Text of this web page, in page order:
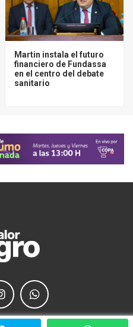
Martin instala el futuro
financiero de Fundassa
en el centro del debate
sanitario